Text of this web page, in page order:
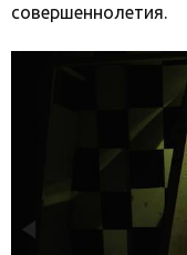
совершеннолетия.